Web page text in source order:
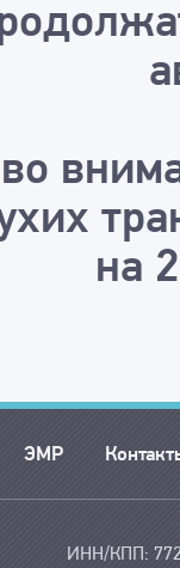
на
ЭМР
ИНН/КПП: